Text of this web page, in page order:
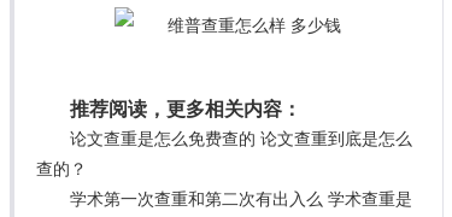
推荐阅读，更多相关内容：
论文查重是怎么免费查的 论文查重到底是怎么
查的？
学术第一次查重和第二次有出入么 学术查重是